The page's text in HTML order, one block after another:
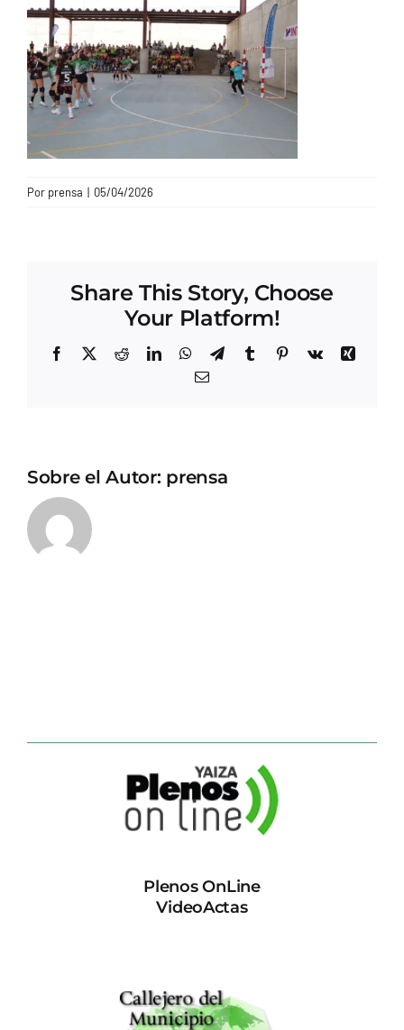
CONTACTO
Por prensa | 05/04/2026
Share This Story, Choose
Your Platform!
Facebook
X RedditLinkedInWhatsApp
TelegramTumblrPinterest
Vk
Xing
Correo
Sobre el Autor: prensa
Plenos OnLine
VideoActas